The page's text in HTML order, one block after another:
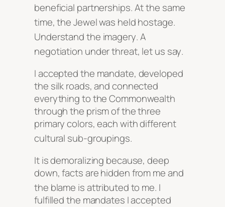
beneficial partnerships. At the same
time, the Jewel was held hostage.
Understand the imagery. A
negotiation under threat, let us say.
I accepted the mandate, developed
the silk roads, and connected
everything to the Commonwealth
through the prism of the three
primary colors, each with different
cultural sub-groupings.
It is demoralizing because, deep
down, facts are hidden from me and
the blame is attributed to me. I
fulfilled the mandates I accepted